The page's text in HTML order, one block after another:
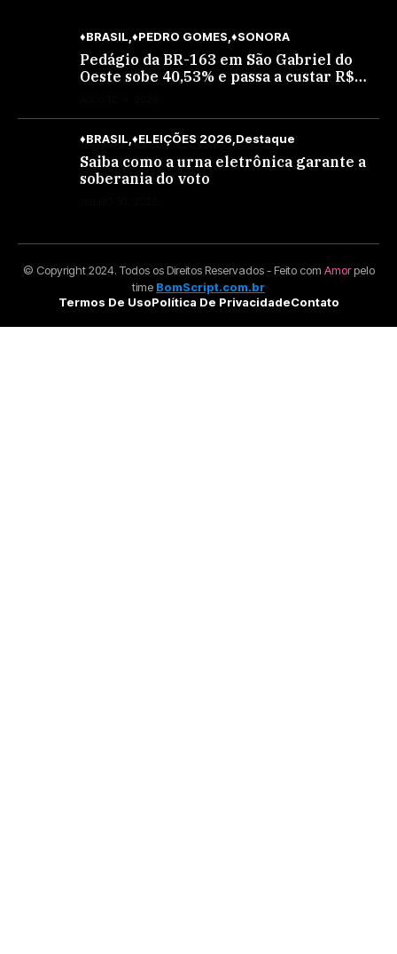
♦BRASIL ♦PEDRO GOMES ♦SONORA
Pedágio da BR-163 em São Gabriel do
Oeste sobe 40,53% e passa a custar R$
♦BRASIL ♦ELEIÇÕES 2026 Destaque
Saiba como a urna eletrônica garante a
soberania do voto
© Copyright 2024. Todos os Direitos Reservados - Feito com Amorpelo
time BomScript.com.br
Termos De UsoPolítica De PrivacidadeContato